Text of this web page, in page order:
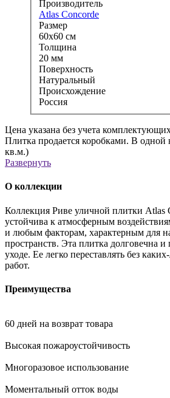
Производитель
Atlas Concorde
Размер
60x60 см
Толщина
20 мм
Поверхность
Натуральный
Происхождение
Россия
Цена указана без учета
Плитка продается коробками. В одной
кв.м.)
Развернуть
О коллекции
Коллекция Риве уличной плитки Atlas
устойчива к атмосферным
и любым факторам, характерным для
пространств. Эта плитка долговечна и
уходе. Ее легко переставлять без
работ.
Преимущества
60 дней на возврат товара
Высокая пожароустойчивость
Многоразовое использование
Моментальный отток воды